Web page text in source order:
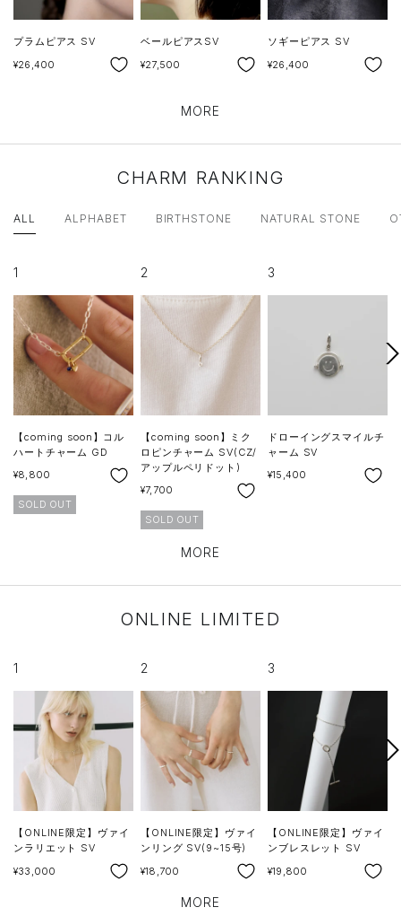
プラムピアス SV
SALE
¥26,400
ベールピアスSV
SALE
¥27,500
ソギーピアス SV
SALE
¥26,400
MORE
CHARM RANKING
ALL ALPHABET BIRTHSTONE NATURAL STONE
1
【coming soon】コル
ハートチャーム GD
SALE
¥8,800
SOLD OUT
2
【coming soon】ミク
ロピンチャーム SV(CZ/
アップルペリドット)
SALE
¥7,700
SOLD OUT
3
ドローイングスマイルチ
ャーム SV
SALE
¥15,400
次
MORE
ONLINE LIMITED
1
【ONLINE限定】ヴァイ
ンラリエット SV
SALE
¥33,000
2
【ONLINE限定】ヴァイ
ンリング SV(9~15号)
SALE
¥18,700
3
【ONLINE限定】ヴァイ
ンブレスレット SV
SALE
¥19,800
次
MORE